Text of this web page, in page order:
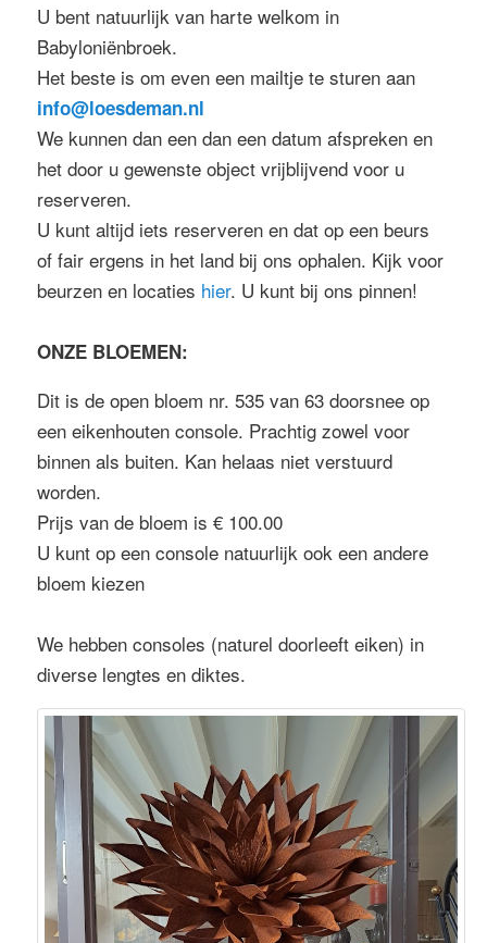
U bent natuurlijk van harte welkom in
Babyloniënbroek.
Het beste is om even een mailtje te sturen aan
info@loesdeman.nl
We kunnen dan een dan een datum afspreken en
het door u gewenste object vrijblijvend voor u
reserveren.
U kunt altijd iets reserveren en dat op een beurs
of fair ergens in het land bij ons ophalen. Kijk voor
beurzen en locaties hier. U kunt bij ons pinnen!
ONZE BLOEMEN:
Dit is de open bloem nr. 535 van 63 doorsnee op
een eikenhouten console. Prachtig zowel voor
binnen als buiten. Kan helaas niet verstuurd
worden.
Prijs van de bloem is € 100.00
U kunt op een console natuurlijk ook een andere
bloem kiezen
We hebben consoles (naturel doorleeft eiken) in
diverse lengtes en diktes.